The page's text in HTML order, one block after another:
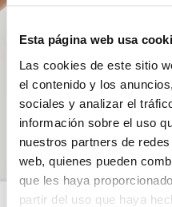
Esta página web usa
Las cookies de este sitio
el contenido y los
sociales y analizar el
información sobre el uso
nuestros partners de
web, quienes pueden
que les haya
partir del uso que haya
ROSA CLARÁ COUTURE